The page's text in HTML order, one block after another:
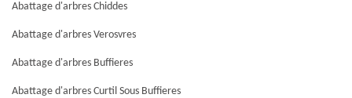
Abattage d'arbres Chiddes
Abattage d'arbres Verosvres
Abattage d'arbres Buffieres
Abattage d'arbres Curtil Sous Buffieres